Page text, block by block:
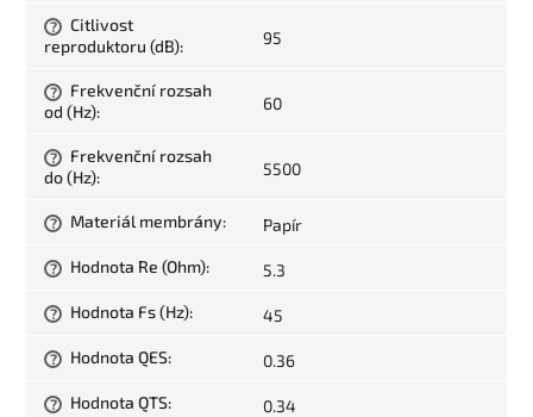
?
Citlivost
reproduktoru (dB): 95
?
Frekvenční rozsah
od (Hz): 60
?
Frekvenční rozsah
do (Hz): 5500
? Materiál membrány: Papír
? Hodnota Re (Ohm): 5.3
? Hodnota Fs (Hz): 45
? Hodnota QES: 0.36
? Hodnota QTS: 0.34